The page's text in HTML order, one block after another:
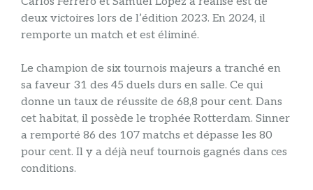
deux victoires lors de l’édition 2023. En 2024, il
remporte un match et est éliminé.
Le champion de six tournois majeurs a tranché en
sa faveur 31 des 45 duels durs en salle. Ce qui
donne un taux de réussite de 68,8 pour cent. Dans
cet habitat, il possède le trophée Rotterdam. Sinner
a remporté 86 des 107 matchs et dépasse les 80
pour cent. Il y a déjà neuf tournois gagnés dans ces
conditions.